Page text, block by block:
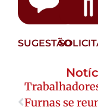
SUGESTÃO
Furnas se